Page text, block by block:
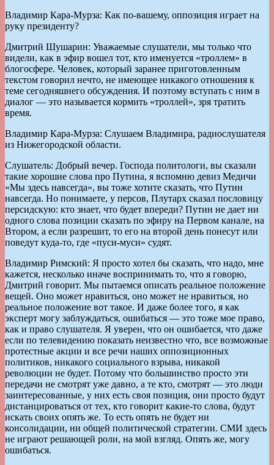
Владимир Кара-Мурза: Как по-вашему, оппозиция играет на
руку президенту?
Дмитрий Шушарин: Уважаемые слушатели, мы только что
видели, как в эфир вошел тот, кто именуется «троллем» в
блогосфере. Человек, который заранее приготовленным
текстом говорил нечто, не имеющее никакого отношения к
теме сегодняшнего обсуждения. И поэтому вступать с ним в
диалог — это называется кормить «троллей», зря тратить
время.
Владимир Кара-Мурза: Слушаем Владимира, радиослушателя
из Нижегородской области.
Слушатель: Добрый вечер. Господа политологи, вы сказали
такие хорошие слова про Путина, я вспомню девиз Медичи
«Мы здесь навсегда», вы тоже хотите сказать, что Путин
навсегда. Но понимаете, у персов, Плутарх сказал пословицу
персидскую: кто знает, что будет впереди? Путин не дает ни
одного слова позиции сказать по эфиру на Первом канале, на
Втором, а если разрешит, то его на второй день понесут или
поведут куда-то, где «пуси-муси» судят.
Владимир Римский: Я просто хотел бы сказать, что надо, мне
кажется, несколько иначе воспринимать то, что я говорю,
Дмитрий говорит. Мы пытаемся описать реальное положение
вещей. Оно может нравиться, оно может не нравиться, но
реальное положение вот такое. И даже более того, я как
эксперт могу заблуждаться, ошибаться — это тоже мое право,
как и право слушателя. Я уверен, что он ошибается, что даже
если по телевидению показать неизвестно что, все возможные
протестные акции и все речи наших оппозиционных
политиков, никакого социального взрыва, никакой
революции не будет. Потому что большинство просто эти
передачи не смотрят уже давно, а те кто, смотрят — это люди
заинтересованные, у них есть своя позиция, они просто будут
дистанцироваться от тех, кто говорит какие-то слова, будут
искать своих опять же. То есть опять не будет ни
консолидации, ни общей политической стратегии. СМИ здесь
не играют решающей роли, на мой взгляд. Опять же, могу
ошибаться.